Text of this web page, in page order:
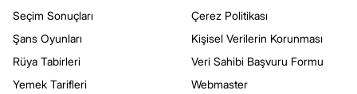
Seçim Sonuçları
Şans Oyunları
Rüya Tabirleri
Yemek Tarifleri
Çerez Politikası
Kişisel Verilerin Korunması
Veri Sahibi Başvuru Formu
Webmaster